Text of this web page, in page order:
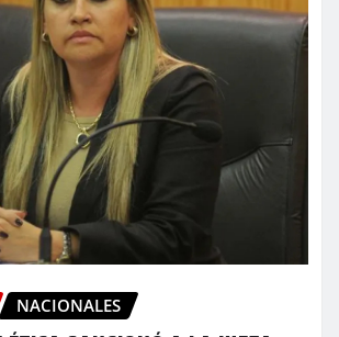
NACIONALES